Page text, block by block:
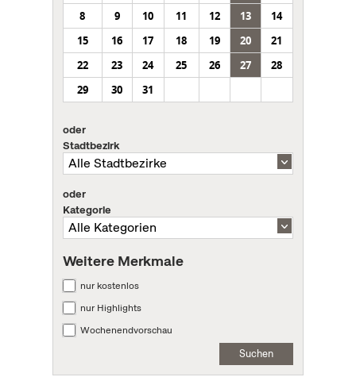
8
9 10 11 12 13
14
15
16 17 18 19 20
21
22
23 24 25 26 27
28
29
30 31
oder
Stadtbezirk
oder
Kategorie
Weitere Merkmale
nur kostenlos
nur Highlights
Wochenendvorschau
Suchen